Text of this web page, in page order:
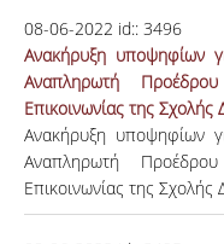
08-06-2022 id:: 3496
Ανακήρυξη υποψηφίων
Αναπληρωτή
Επικοινωνίας της Σχολής
Ανακήρυξη υποψηφίων
Αναπληρωτή
Επικοινωνίας της Σχολής